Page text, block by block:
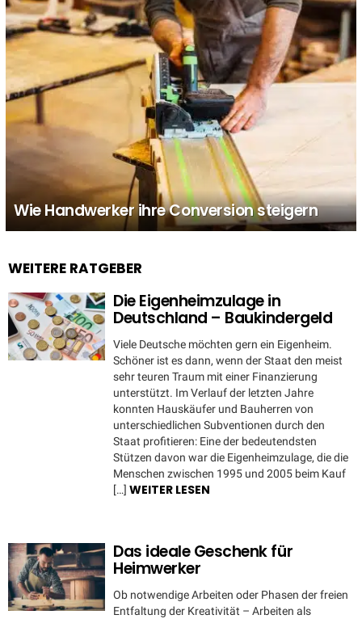
Wie Handwerker ihre Conversion steigern
WEITERE RATGEBER
Die Eigenheimzulage in
Deutschland – Baukindergeld
Viele Deutsche möchten gern ein Eigenheim.
Schöner ist es dann, wenn der Staat den meist
sehr teuren Traum mit einer Finanzierung
unterstützt. Im Verlauf der letzten Jahre
konnten Hauskäufer und Bauherren von
unterschiedlichen Subventionen durch den
Staat profitieren: Eine der bedeutendsten
Stützen davon war die Eigenheimzulage, die die
Menschen zwischen 1995 und 2005 beim Kauf
[…] WEITER LESEN
Das ideale Geschenk für
Heimwerker
Ob notwendige Arbeiten oder Phasen der freien
Entfaltung der Kreativität – Arbeiten als